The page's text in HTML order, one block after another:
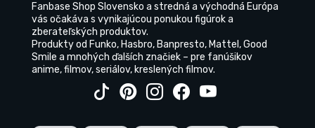
Fanbase Shop Slovensko a stredná a východná Európa
vás očakáva s vynikajúcou ponukou figúrok a
zberateľských produktov.
Produkty od Funko, Hasbro, Banpresto, Mattel, Good
Smile a mnohých ďalších značiek – pre fanúšikov
anime, filmov, seriálov, kreslených filmov.